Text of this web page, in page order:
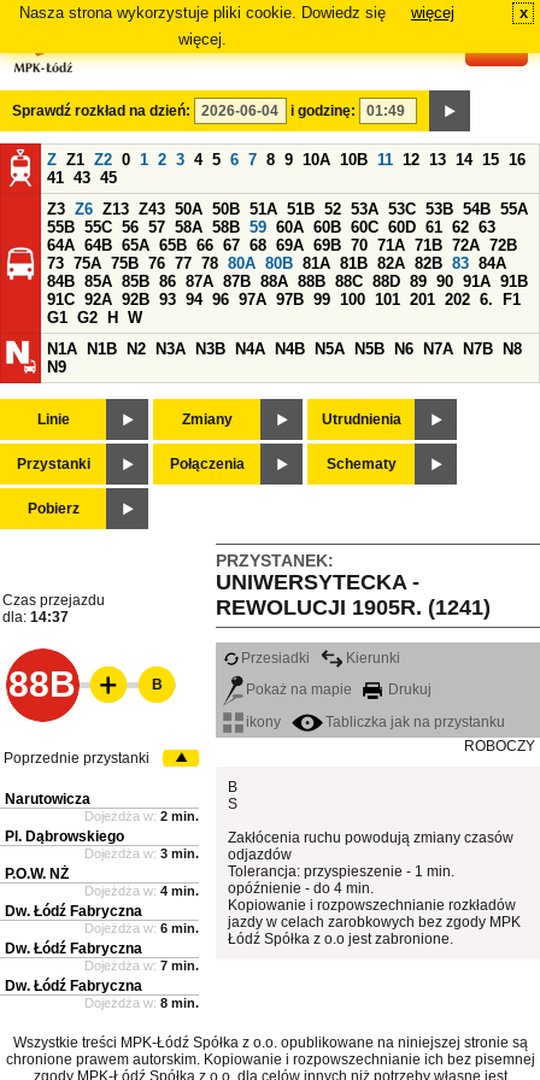
Nasza strona wykorzystuje pliki cookie. Dowiedz się
więcej.
więcej x
Sprawdź rozkład na dzień: i godzinę:
Z Z1 Z2 0 1 2 3 4 5 6 7 8 9 10A 10B 11 12 13 14 15 16
41 43 45
Z3 Z6 Z13 Z43 50A 50B 51A 51B 52 53A 53C 53B 54B 55A
55B 55C 56 57 58A 58B 59 60A 60B 60C 60D 61 62 63
64A 64B 65A 65B 66 67 68 69A 69B 70 71A 71B 72A 72B
73 75A 75B 76 77 78 80A 80B 81A 81B 82A 82B 83 84A
84B 85A 85B 86 87A 87B 88A 88B 88C 88D 89 90 91A 91B
91C 92A 92B 93 94 96 97A 97B 99 100 101 201 202 6.
F1
G1 G2 H
W
N1A
N1B N2 N3A N3B N4A N4B N5A N5B N6 N7A N7B
N8
N9
Linie Zmiany Utrudnienia
Przystanki Połączenia Schematy
Pobierz
PRZYSTANEK:
UNIWERSYTECKA -
REWOLUCJI 1905R. (1241)
Czas przejazdu
dla: 14:37
88B
Przesiadki
Kierunki
Pokaż na mapie
Drukuj
ikony
Tabliczka jak na przystanku
ROBOCZY
B
S
Zakłócenia ruchu powodują zmiany czasów
odjazdów
Tolerancja: przyspieszenie - 1 min.
opóźnienie - do 4 min.
Kopiowanie i rozpowszechnianie rozkładów
jazdy w celach zarobkowych bez zgody MPK
Łódź Spółka z o.o jest zabronione.
B
Poprzednie przystanki
Narutowicza
Dojeżdża w: 2 min.
Pl. Dąbrowskiego
Dojeżdża w: 3 min.
P.O.W. NŻ
Dojeżdża w: 4 min.
Dw. Łódź Fabryczna
Dojeżdża w: 6 min.
Dw. Łódź Fabryczna
Dojeżdża w: 7 min.
Dw. Łódź Fabryczna
Dojeżdża w: 8 min.
Wszystkie treści MPK-Łódź Spółka z o.o. opublikowane na niniejszej stronie są
chronione prawem autorskim. Kopiowanie i rozpowszechnianie ich bez pisemnej
zgody MPK-Łódź Spółka z o.o. dla celów innych niż potrzeby własne jest